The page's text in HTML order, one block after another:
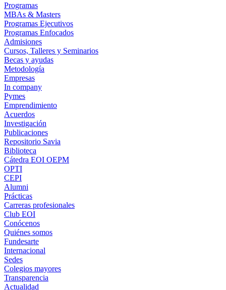
Programas
MBAs & Masters
Programas Ejecutivos
Programas Enfocados
Admisiones
Cursos, Talleres y Seminarios
Becas y ayudas
Metodología
Empresas
In company
Pymes
Emprendimiento
Acuerdos
Investigación
Publicaciones
Repositorio Savia
Biblioteca
Cátedra EOI OEPM
OPTI
CEPI
Alumni
Prácticas
Carreras profesionales
Club EOI
Conócenos
Quiénes somos
Fundesarte
Internacional
Sedes
Colegios mayores
Transparencia
Actualidad